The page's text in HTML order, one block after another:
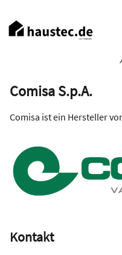
zum
Inhalt
Comisa S.p.A.
Comisa ist ein Hersteller
Kontakt